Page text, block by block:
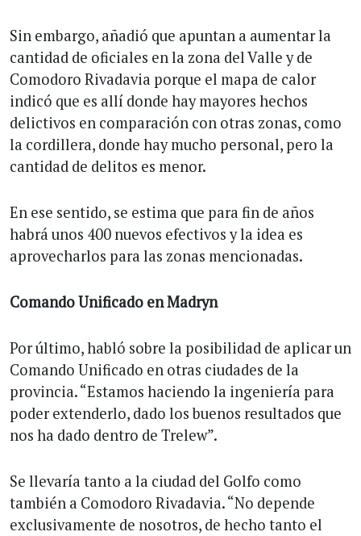
Sin embargo, añadió que apuntan a aumentar la
cantidad de oficiales en la zona del Valle y de
Comodoro Rivadavia porque el mapa de calor
indicó que es allí donde hay mayores hechos
delictivos en comparación con otras zonas, como
la cordillera, donde hay mucho personal, pero la
cantidad de delitos es menor.
En ese sentido, se estima que para fin de años
habrá unos 400 nuevos efectivos y la idea es
aprovecharlos para las zonas mencionadas.
Comando Unificado en Madryn
Por último, habló sobre la posibilidad de aplicar un
Comando Unificado en otras ciudades de la
provincia. “Estamos haciendo la ingeniería para
poder extenderlo, dado los buenos resultados que
nos ha dado dentro de Trelew”.
Se llevaría tanto a la ciudad del Golfo como
también a Comodoro Rivadavia. “No depende
exclusivamente de nosotros, de hecho tanto el